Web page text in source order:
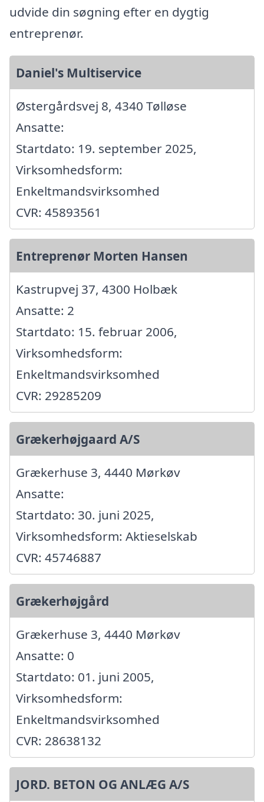
udvide din søgning efter en dygtig
entreprenør.
Daniel's Multiservice
Østergårdsvej 8, 4340 Tølløse
Ansatte:
Startdato: 19. september 2025,
Virksomhedsform:
Enkeltmandsvirksomhed
CVR: 45893561
Entreprenør Morten Hansen
Kastrupvej 37, 4300 Holbæk
Ansatte: 2
Startdato: 15. februar 2006,
Virksomhedsform:
Enkeltmandsvirksomhed
CVR: 29285209
Grækerhøjgaard A/S
Grækerhuse 3, 4440 Mørkøv
Ansatte:
Startdato: 30. juni 2025,
Virksomhedsform: Aktieselskab
CVR: 45746887
Grækerhøjgård
Grækerhuse 3, 4440 Mørkøv
Ansatte: 0
Startdato: 01. juni 2005,
Virksomhedsform:
Enkeltmandsvirksomhed
CVR: 28638132
JORD. BETON OG ANLÆG A/S